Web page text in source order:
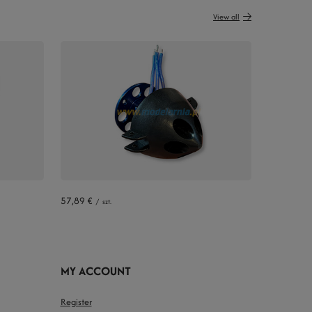
View all
57,89 € / szt.
MY ACCOUNT
Register